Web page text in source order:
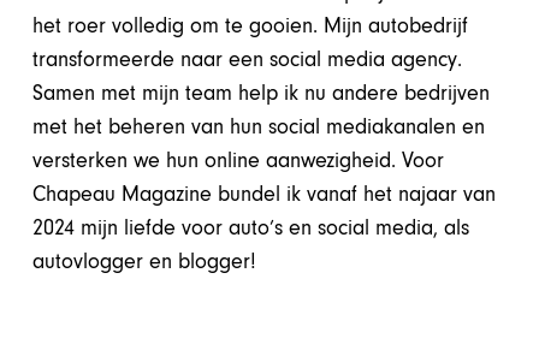
het roer volledig om te gooien. Mijn autobedrijf
transformeerde naar een social media agency.
Samen met mijn team help ik nu andere bedrijven
met het beheren van hun social mediakanalen en
versterken we hun online aanwezigheid. Voor
Chapeau Magazine bundel ik vanaf het najaar van
2024 mijn liefde voor auto’s en social media, als
autovlogger en blogger!